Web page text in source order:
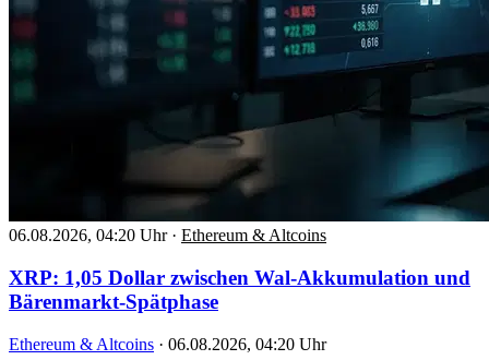
06.08.2026, 04:20 Uhr · Ethereum & Altcoins
XRP: 1,05 Dollar zwischen Wal-Akkumulation und
Bärenmarkt-Spätphase
Ethereum & Altcoins · 06.08.2026, 04:20 Uhr